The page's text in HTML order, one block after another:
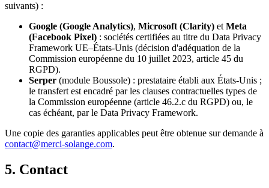
suivants) :
Google (Google Analytics), Microsoft (Clarity) et Meta
(Facebook Pixel) : sociétés certifiées au titre du Data Privacy
Framework UE–États-Unis (décision d'adéquation de la
Commission européenne du 10 juillet 2023, article 45 du
RGPD).
Serper (module Boussole) : prestataire établi aux États-Unis ;
le transfert est encadré par les clauses contractuelles types de
la Commission européenne (article 46.2.c du RGPD) ou, le
cas échéant, par le Data Privacy Framework.
Une copie des garanties applicables peut être obtenue sur demande à
contact@merci-solange.com.
5. Contact